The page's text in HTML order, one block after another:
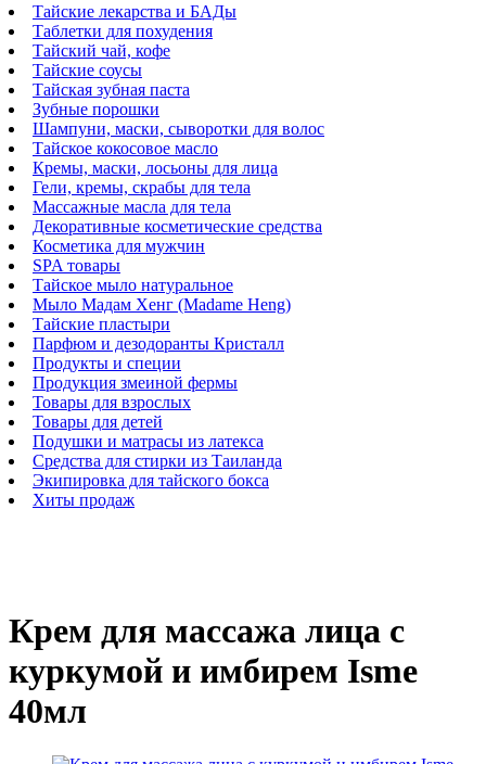
Тайские лекарства и БАДы
Таблетки для похудения
Тайский чай, кофе
Тайские соусы
Тайская зубная паста
Зубные порошки
Шампуни, маски, сыворотки для волос
Тайское кокосовое масло
Кремы, маски, лосьоны для лица
Гели, кремы, скрабы для тела
Массажные масла для тела
Декоративные косметические средства
Косметика для мужчин
SPA товары
Тайское мыло натуральное
Мыло Мадам Хенг (Madame Heng)
Тайские пластыри
Парфюм и дезодоранты Кристалл
Продукты и специи
Продукция змеиной фермы
Товары для взрослых
Товары для детей
Подушки и матрасы из латекса
Средства для стирки из Таиланда
Экипировка для тайского бокса
Хиты продаж
Крем для массажа лица с
куркумой и имбирем Isme
40мл